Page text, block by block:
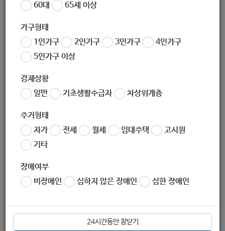
60대
65세 이상
가구형태
1인가구
2인가구 3인가구
4인가구
5인가구 이상
경제상황
일반
기초생활수급자 차상위계층
주거형태
자가
전세 월세 임대주택
고시원
기타
장애여부
비장애인
심하지 않은 장애인 심한 장애인
24시간동안 창닫기
○ (소모임 제한) 5인 이상 사적 모임 금지 권고, 식당에 대해
서는 5인 이상 예약 및 동반 입장 금지 등 5인 이상 모임 금지
※ 2020.12.23.(수) 0시부터 수도권 5인 이상 사적 모임 금지
- 개인의 모임·파티 장소로 빈번하게 활용되는 '파티룸'은 집
- 영화관·공연장은 전국에 2.5단계 조치를 적용하여 영화관은
21시 이후 운영 중단 및 좌석 한 칸 띄우기, 공연장은 두 칸 띄
○ (백화점 등) 백화점·대형마트에 발열 체크, 시식·시음·견본
품 사용 금지, 집객 행사 금지, 이용객 휴식 공간(휴게실·의자
등) 이용 금지 등 의무화
* 전국 백화점 302개, 대형마트 433개
○ (겨울스포츠시설) 전국의 스키장, 눈썰매장, 스케이트장 등
* 전국 스키장 16개소, 빙상장 35개소, 눈썰매장 128개소
○ (관광명소) 해맞이·해넘이 등 주요 관광명소 및 국공립공원